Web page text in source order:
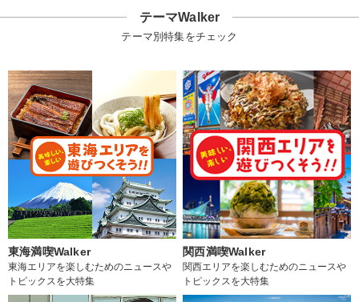
テーマWalker
テーマ別特集をチェック
東海満喫Walker
東海エリアを楽しむためのニュースや
トピックスを大特集
関西満喫Walker
関西エリアを楽しむためのニュースや
トピックスを大特集